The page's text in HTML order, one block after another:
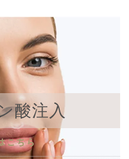
酸注入
こちら